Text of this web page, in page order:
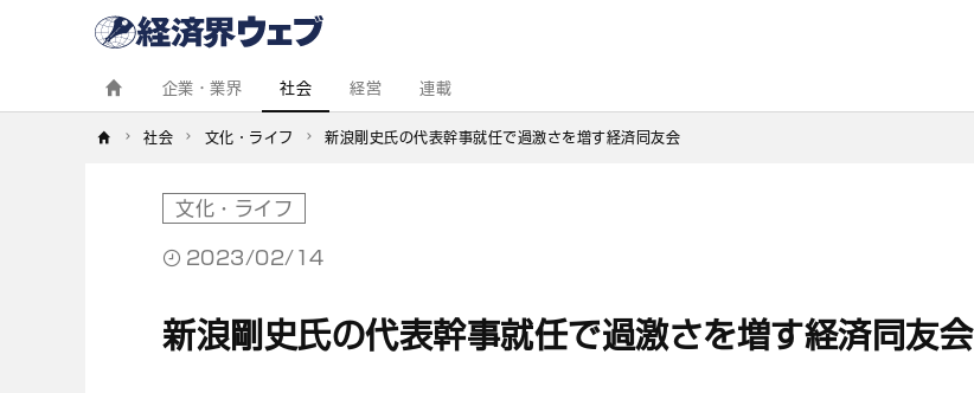
企業・業界 社会 経営 連載
社会 文化・ライフ 新浪剛史氏の代表幹事就任で過激さを増す経済同友会
文化・ライフ
2023/02/14
新浪剛史氏の代表幹事就任で過激さを増す経済同友会